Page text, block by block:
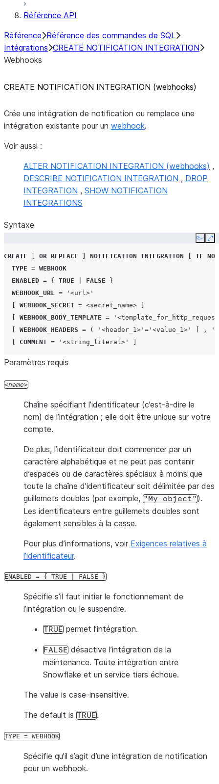
Référence API
Référence Référence des commandes de SQL
Intégrations CREATE NOTIFICATION INTEGRATION
Webhooks
CREATE NOTIFICATION INTEGRATION (webhooks)
Crée une intégration de notification ou remplace une
intégration existante pour un webhook.
Voir aussi :
ALTER NOTIFICATION INTEGRATION (webhooks) ,
DESCRIBE NOTIFICATION INTEGRATION , DROP
INTEGRATION , SHOW NOTIFICATION
INTEGRATIONS
Syntaxe
Copy
CREATE OR REPLACE NOTIFICATION INTEGRATION IF NOT
TYPE = WEBHOOK
ENABLED = { TRUE FALSE
}
WEBHOOK_URL =
'<url>'
WEBHOOK_SECRET = <secret_name>
WEBHOOK_BODY_TEMPLATE =
WEBHOOK_HEADERS = ( '<header_1>' = '<value_1>' ,
COMMENT = '<string_literal>'
Paramètres requis
name
Chaîne spécifiant l’identificateur (c’est-à-dire le
nom) de l’intégration ; elle doit être unique sur votre
compte.
De plus, l’identificateur doit commencer par un
caractère alphabétique et ne peut pas contenir
d’espaces ou de caractères spéciaux à moins que
toute la chaîne d’identificateur soit délimitée par des
guillemets doubles (par exemple, "My object").
Les identificateurs entre guillemets doubles sont
également sensibles à la casse.
Pour plus d’informations, voir Exigences relatives à
l’identificateur.
ENABLED = { TRUE FALSE }
Spécifie s’il faut initier le fonctionnement de
l’intégration ou le suspendre.
TRUE permet l’intégration.
FALSE désactive l’intégration de la
maintenance. Toute intégration entre
Snowflake et un service tiers échoue.
The value is case-insensitive.
The default is TRUE.
TYPE = WEBHOOK
Spécifie qu’il s’agit d’une intégration de notification
pour un webhook.